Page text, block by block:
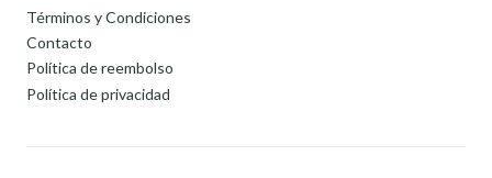
Términos y Condiciones
Contacto
Política de reembolso
Política de privacidad